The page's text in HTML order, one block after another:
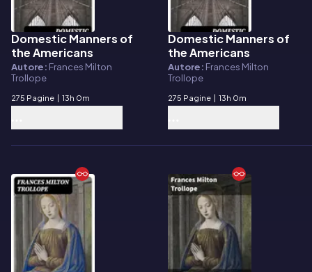
E-book
Domestic Manners of
the Americans
Autore: Frances Milton
Trollope
275 Pagine | 13h 0m
E-book
Domestic Manners of
the Americans
Autore: Frances Milton
Trollope
275 Pagine | 13h 0m